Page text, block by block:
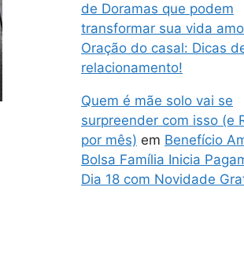
de Doramas que podem
transformar sua vida
Oração do casal: Dicas
relacionamento!
Quem é mãe solo vai se
surpreender com isso (e
por mês) em Benefício
Bolsa Família Inicia
Dia 18 com Novidade